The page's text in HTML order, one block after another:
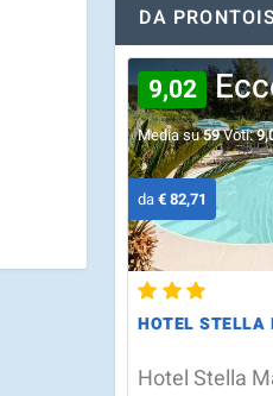
DA
9,02
Media su59Voti:
da€ 82,71
HOTEL STELLA
Hotel Stella